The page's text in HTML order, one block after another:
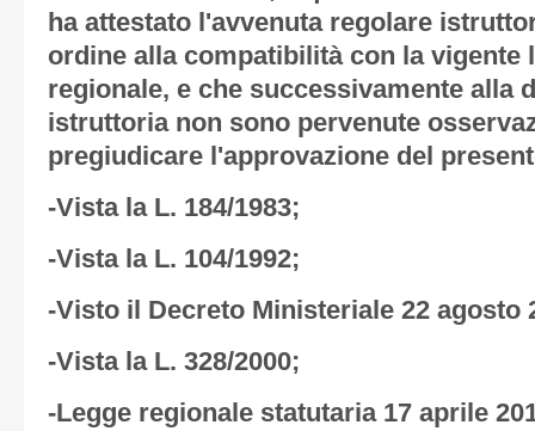
ha attestato l'avvenuta regolare
ordine alla compatibilità con la vigente
regionale, e che successivamente alla
istruttoria non sono pervenute
pregiudicare l'approvazione del
-Vista la L. 184/1983;
-Vista la L. 104/1992;
-Visto il Decreto Ministeriale 22 agosto
-Vista la L. 328/2000;
-Legge regionale statutaria 17 aprile